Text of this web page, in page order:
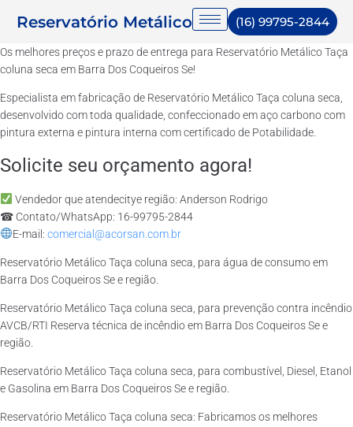
Reservatório Metálico (16) 99795-2844
Os melhores preços e prazo de entrega para Reservatório Metálico Taça
coluna seca em Barra Dos Coqueiros Se!
Especialista em fabricação de Reservatório Metálico Taça coluna seca,
desenvolvido com toda qualidade, confeccionado em aço carbono com
pintura externa e pintura interna com certificado de Potabilidade.
Solicite seu orçamento agora!
Vendedor que atendecitye região: Anderson Rodrigo
☎ Contato/WhatsApp: 16-99795-2844
E-mail: comercial@acorsan.com.br
Reservatório Metálico Taça coluna seca, para água de consumo em
Barra Dos Coqueiros Se e região.
Reservatório Metálico Taça coluna seca, para prevenção contra incêndio
AVCB/RTI Reserva técnica de incêndio em Barra Dos Coqueiros Se e
região.
Reservatório Metálico Taça coluna seca, para combustível, Diesel, Etanol
e Gasolina em Barra Dos Coqueiros Se e região.
Reservatório Metálico Taça coluna seca: Fabricamos os melhores